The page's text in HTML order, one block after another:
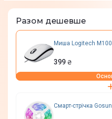
Разом дешевше
Миша Logitech
399 ₴
Смарт-стрічка